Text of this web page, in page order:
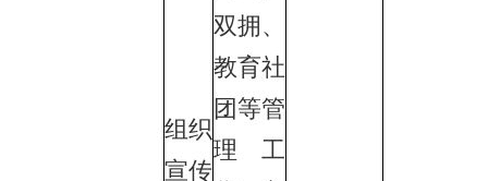
组织
宣传
双拥、
教育社
团等管
理工